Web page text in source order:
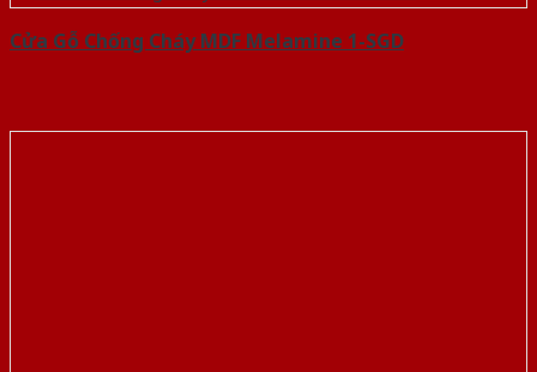
Cửa Gỗ Chống Cháy MDF Melamine 1-SGD